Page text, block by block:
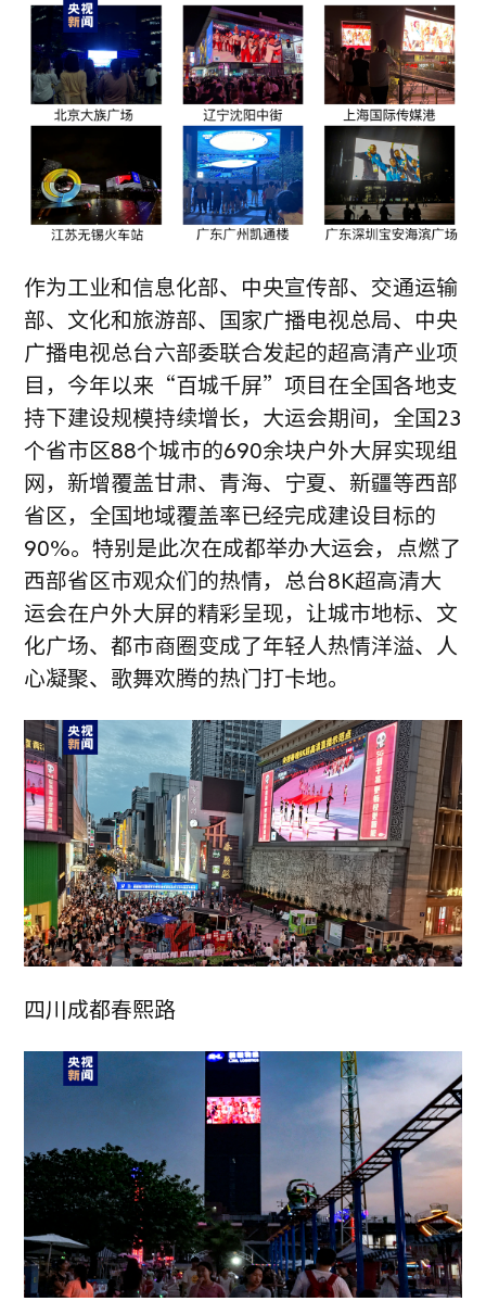
作为工业和信息化部、中央宣传部、交通运输
部、文化和旅游部、国家广播电视总局、中央
广播电视总台六部委联合发起的超高清产业项
目，今年以来“百城千屏”项目在全国各地支
持下建设规模持续增长，大运会期间，全国23
个省市区88个城市的690余块户外大屏实现组
网，新增覆盖甘肃、青海、宁夏、新疆等西部
省区，全国地域覆盖率已经完成建设目标的
90%。特别是此次在成都举办大运会，点燃了
西部省区市观众们的热情，总台8K超高清大
运会在户外大屏的精彩呈现，让城市地标、文
化广场、都市商圈变成了年轻人热情洋溢、人
心凝聚、歌舞欢腾的热门打卡地。
四川成都春熙路